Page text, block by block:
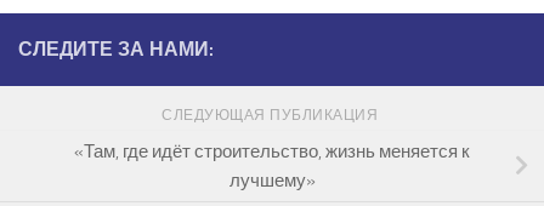
СЛЕДИТЕ ЗА НАМИ:
СЛЕДУЮЩАЯ ПУБЛИКАЦИЯ
«Там, где идёт строительство, жизнь меняется к
лучшему»